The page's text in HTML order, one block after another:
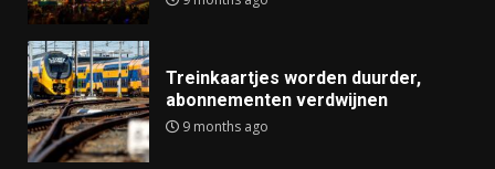
Treinkaartjes worden duurder,
abonnementen verdwijnen
9 months ago